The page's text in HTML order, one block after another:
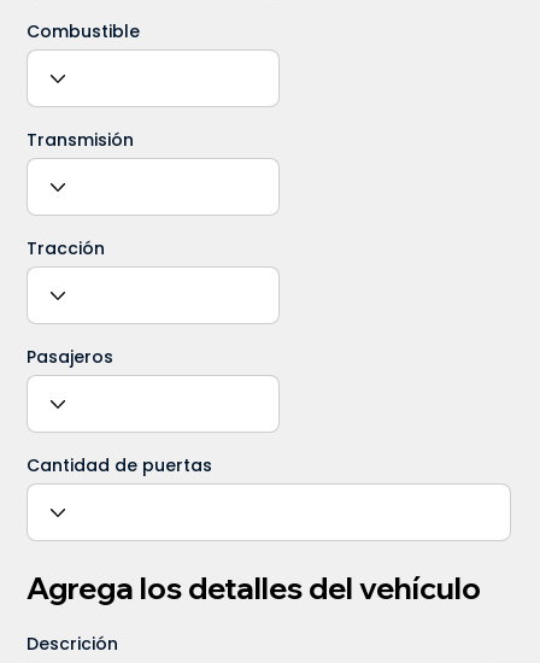
Combustible
Transmisión
Tracción
Pasajeros
Cantidad de puertas
Agrega los detalles del vehículo
Descrición